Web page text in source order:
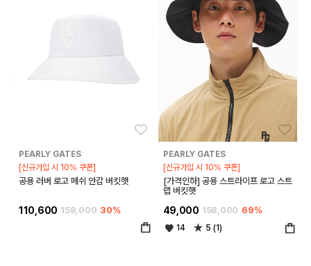
좋아요
PEARLY GATES
[신규가입 시 10% 쿠폰]
공용 러버 로고 메쉬 안감 버킷햇
110,600 158,000 30%
PEARLY GATES
[신규가입 시 10% 쿠폰]
[가격인하] 공용 스트라이프 로고 스트
랩 버킷햇
49,000 158,000 69%
14 5 (1)